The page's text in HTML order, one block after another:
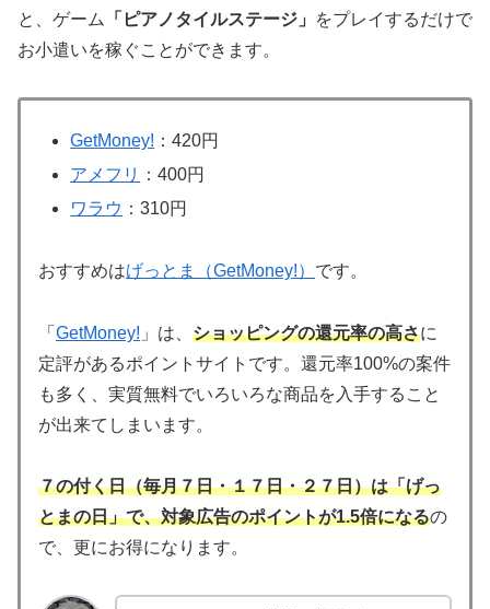
と、ゲーム 「ピアノタイルステージ」
をプレイするだけで
お小遣いを稼ぐことができます。
GetMoney! ：420円
アメフリ
：400円
ワラウ ：310円
おすすめはげっとま（GetMoney!） です。
「 GetMoney! 」は、 ショッピングの還元率の高さに
定評があるポイントサイトです。還元率100%の案件
も多く、実質無料でいろいろな商品を入手すること
が出来てしまいます。
７の付く日（毎月７日・１７日・２７日）は「げっ
とまの日」で、対象広告のポイントが1.5倍になるの
で、更にお得になります。